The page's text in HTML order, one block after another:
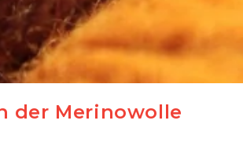
der Merinowolle